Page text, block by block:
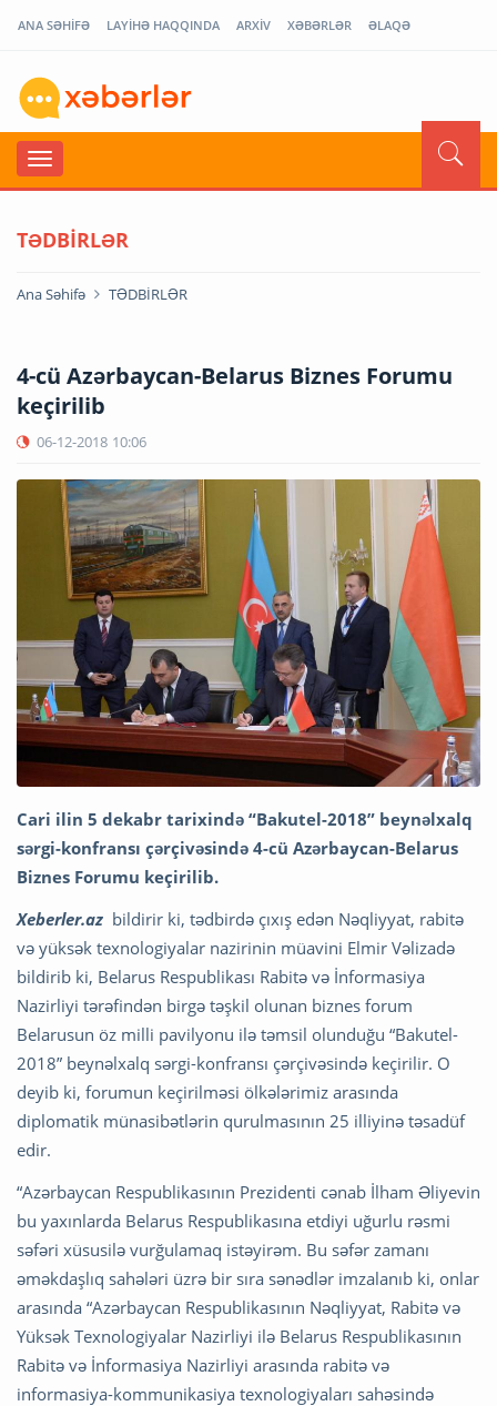
ANA SƏHİFƏ LAYİHƏ HAQQINDA ARXİV XƏBƏRLƏR ƏLAQƏ
TƏDBİRLƏR
Ana Səhifə TƏDBİRLƏR
4-cü Azərbaycan-Belarus Biznes Forumu
keçirilib
06-12-2018 10:06
Cari ilin 5 dekabr tarixində “Bakutel-2018” beynəlxalq
sərgi-konfransı çərçivəsində 4-cü Azərbaycan-Belarus
Biznes Forumu keçirilib.
Xeberler.az bildirir ki, tədbirdə çıxış edən Nəqliyyat, rabitə
və yüksək texnologiyalar nazirinin müavini Elmir Vəlizadə
bildirib ki, Belarus Respublikası Rabitə və İnformasiya
Nazirliyi tərəfindən birgə təşkil olunan biznes forum
Belarusun öz milli pavilyonu ilə təmsil olunduğu “Bakutel-
2018” beynəlxalq sərgi-konfransı çərçivəsində keçirilir. O
deyib ki, forumun keçirilməsi ölkələrimiz arasında
diplomatik münasibətlərin qurulmasının 25 illiyinə təsadüf
edir.
“Azərbaycan Respublikasının Prezidenti cənab İlham Əliyevin
bu yaxınlarda Belarus Respublikasına etdiyi uğurlu rəsmi
səfəri xüsusilə vurğulamaq istəyirəm. Bu səfər zamanı
əməkdaşlıq sahələri üzrə bir sıra sənədlər imzalanıb ki, onlar
arasında “Azərbaycan Respublikasının Nəqliyyat, Rabitə və
Yüksək Texnologiyalar Nazirliyi ilə Belarus Respublikasının
Rabitə və İnformasiya Nazirliyi arasında rabitə və
informasiya-kommunikasiya texnologiyaları sahəsində